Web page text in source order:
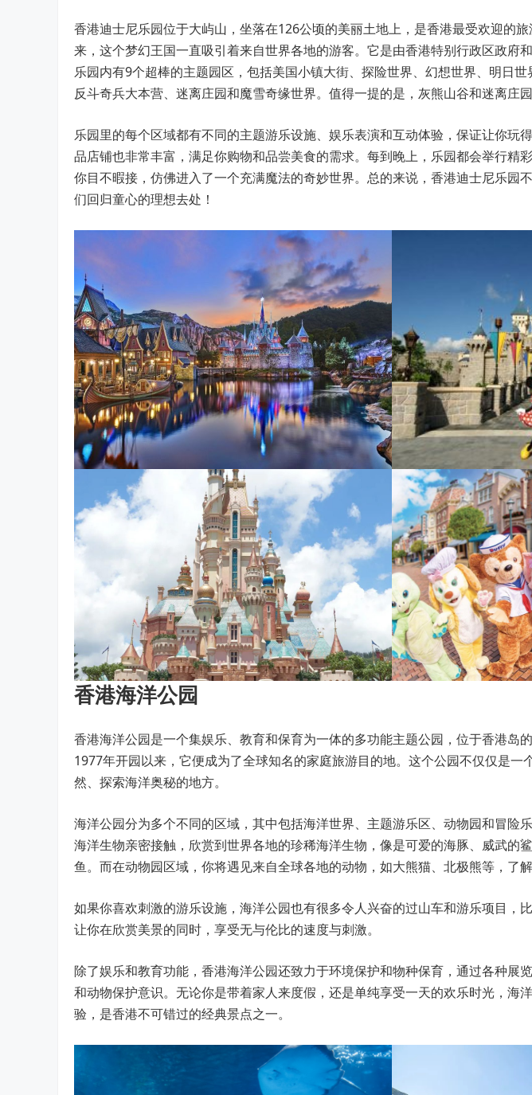
香港迪士尼乐园位于大屿山，坐落在126公顷的美丽土地上，是香港最受欢迎的
来，这个梦幻王国一直吸引着来自世界各地的游客。它是由香港特别行政区政府
乐园内有9个超棒的主题园区，包括美国小镇大街、探险世界、幻想世界、明日世
反斗奇兵大本营、迷离庄园和魔雪奇缘世界。值得一提的是，灰熊山谷和迷离庄园
乐园里的每个区域都有不同的主题游乐设施、娱乐表演和互动体验，保证让你玩
品店铺也非常丰富，满足你购物和品尝美食的需求。每到晚上，乐园都会举行精
你目不暇接，仿佛进入了一个充满魔法的奇妙世界。总的来说，香港迪士尼乐园
们回归童心的理想去处！
香港海洋公园
香港海洋公园是一个集娱乐、教育和保育为一体的多功能主题公园，位于香港岛
1977年开园以来，它便成为了全球知名的家庭旅游目的地。这个公园不仅仅是一
然、探索海洋奥秘的地方。
海洋公园分为多个不同的区域，其中包括海洋世界、主题游乐区、动物园和冒险
海洋生物亲密接触，欣赏到世界各地的珍稀海洋生物，像是可爱的海豚、威武的
鱼。而在动物园区域，你将遇见来自全球各地的动物，如大熊猫、北极熊等，了
如果你喜欢刺激的游乐设施，海洋公园也有很多令人兴奋的过山车和游乐项目，
让你在欣赏美景的同时，享受无与伦比的速度与刺激。
除了娱乐和教育功能，香港海洋公园还致力于环境保护和物种保育，通过各种展
和动物保护意识。无论你是带着家人来度假，还是单纯享受一天的欢乐时光，海
验，是香港不可错过的经典景点之一。